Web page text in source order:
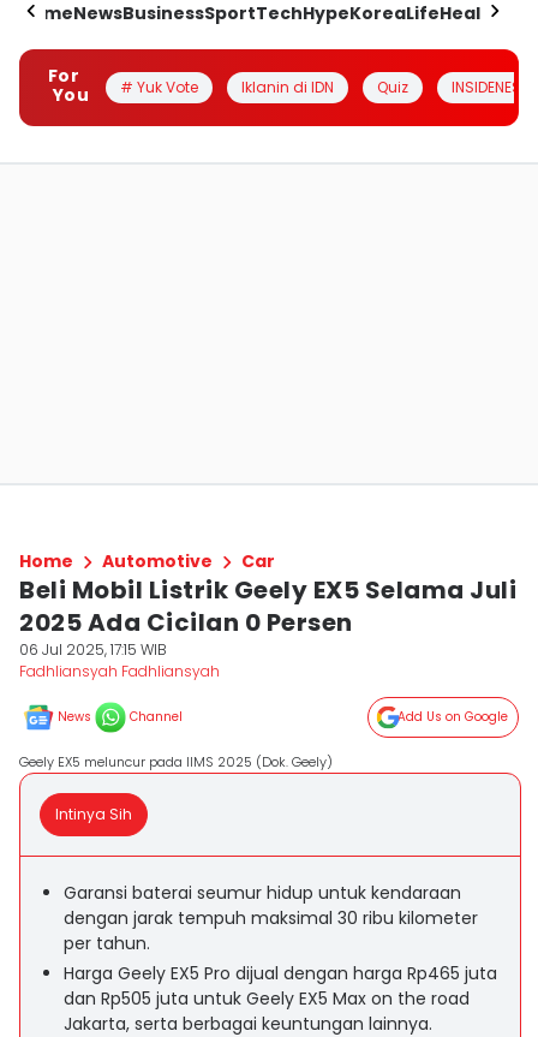
HomeNewsBusinessSportTechHypeKoreaLifeHealth
For
You
# Yuk Vote Iklanin di IDN Quiz INSIDENESIA
Home Automotive Car
Beli Mobil Listrik Geely EX5 Selama Juli
2025 Ada Cicilan 0 Persen
06 Jul 2025, 17:15 WIB
Fadhliansyah Fadhliansyah
News Channel Add Us on Google
Geely EX5 meluncur pada IIMS 2025 (Dok. Geely)
Intinya Sih
Garansi baterai seumur hidup untuk kendaraan
dengan jarak tempuh maksimal 30 ribu kilometer
per tahun.
Harga Geely EX5 Pro dijual dengan harga Rp465 juta
dan Rp505 juta untuk Geely EX5 Max on the road
Jakarta, serta berbagai keuntungan lainnya.